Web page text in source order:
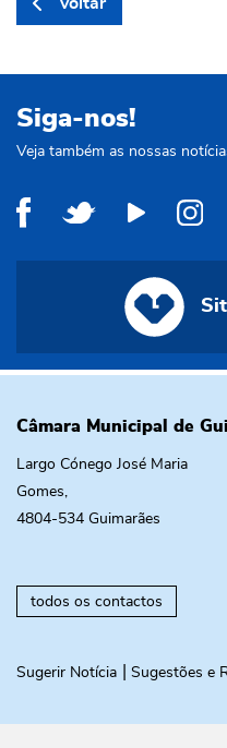
Siga-nos!
Veja também as nossas
Câmara Municipal de
Largo Cónego José Maria
Gomes,
4804-534 Guimarães
todos os contactos
Sugerir Notícia Sugestões e